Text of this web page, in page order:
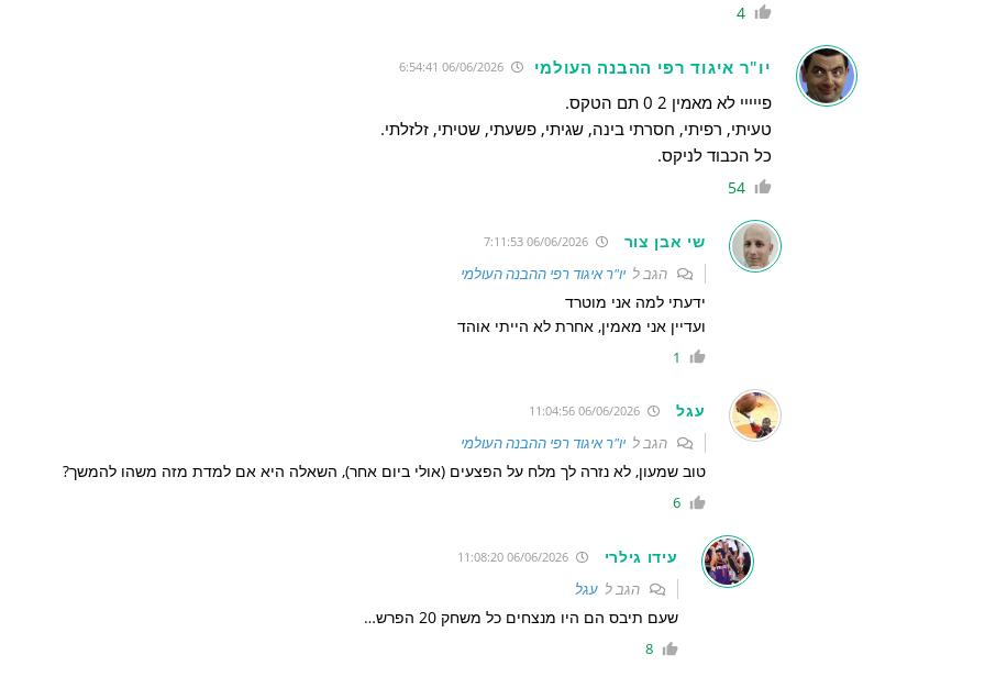
4
יו"ר איגוד רפי ההבנה העולמי 06/06/2026 6:54:41
פייייי לא מאמין 2 0 תם הטקס.
טעיתי, רפיתי, חסרתי בינה, שגיתי, פשעתי, שטיתי, זלזלתי.
כל הכבוד לניקס.
54
שי אבן צור 06/06/2026 7:11:53
הגב ליו"ר איגוד רפי ההבנה העולמי
ידעתי למה אני מוטרד
ועדיין אני מאמין, אחרת לא הייתי אוהד
1
עגל
הגב ליו"ר איגוד רפי ההבנה העולמי
טוב שמעון, לא נזרה לך מלח על הפצעים (אולי ביום אחר), השאלה היא אם למדת מזה משהו להמשך?
6
עידו גילרי 06/06/2026 11:08:20
הגב לעגל
שעם תיבס הם היו מנצחים כל משחק 20 הפרש…
8